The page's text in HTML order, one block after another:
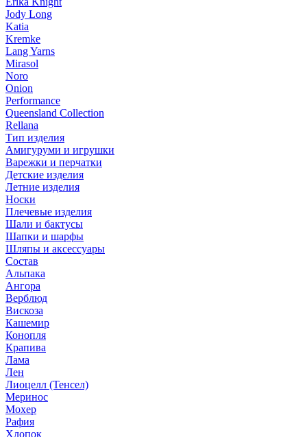
Jody Long
Katia
Kremke
Lang Yarns
Mirasol
Noro
Onion
Performance
Queensland Collection
Rellana
Тип изделия
Амигуруми и игрушки
Варежки и перчатки
Детские изделия
Летние изделия
Носки
Плечевые изделия
Шали и бактусы
Шапки и шарфы
Шляпы и аксессуары
Состав
Альпака
Ангора
Верблюд
Вискоза
Кашемир
Конопля
Крапива
Лама
Лен
Лиоцелл (Тенсел)
Меринос
Мохер
Рафия
Хлопок